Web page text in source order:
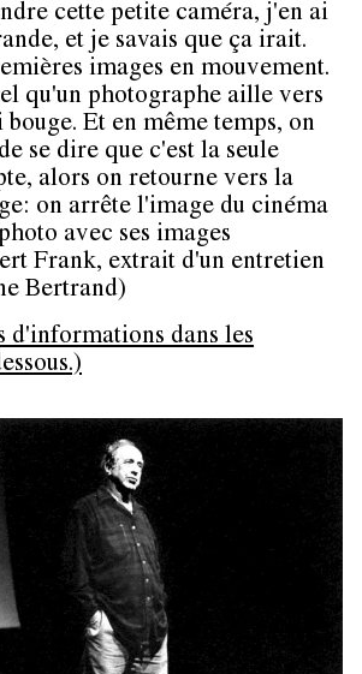
cette petite caméra, j'en ai
et je savais que ça irait.
images en mouvement.
qu'un photographe aille vers
Et en même temps, on
se dire que c'est la seule
alors on retourne vers la
on arrête l'image du cinéma
avec ses images
Frank, extrait d'un entretien
Bertrand)
d'informations dans les